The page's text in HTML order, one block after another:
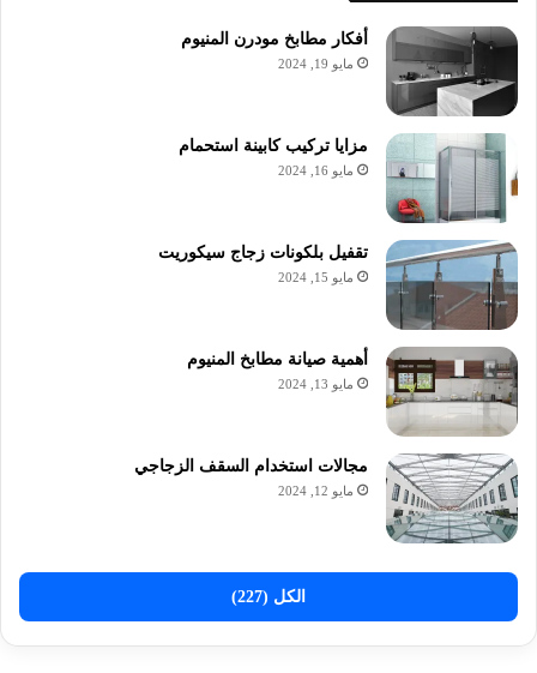
أفكار مطابخ مودرن المنيوم
مايو 19, 2024
مزايا تركيب كابينة استحمام
مايو 16, 2024
تقفيل بلكونات زجاج سيكوريت
مايو 15, 2024
أهمية صيانة مطابخ المنيوم
مايو 13, 2024
مجالات استخدام السقف الزجاجي
مايو 12, 2024
الكل (227)